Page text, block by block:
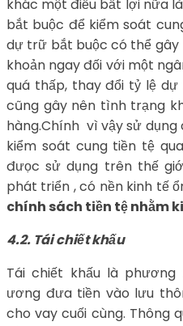
khác một điều bất lợi nữa
bắt buộc để kiểm soát
dự trữ bắt buộc có thể gây
khoản ngay đối với một
quá thấp, thay đổi tỷ lệ
cũng gây nên tình trạng
hàng.Chính vì vậy sử
kiểm soát cung tiền tệ
đưọc sử dụng trên thế
phát triển , có nền kinh tế
chính sách tiền tệ nhằm
4.2. Tái chiết khấu
Tái chiết khấu là
ương đưa tiền vào lưu
cho vay cuối cùng. Thông